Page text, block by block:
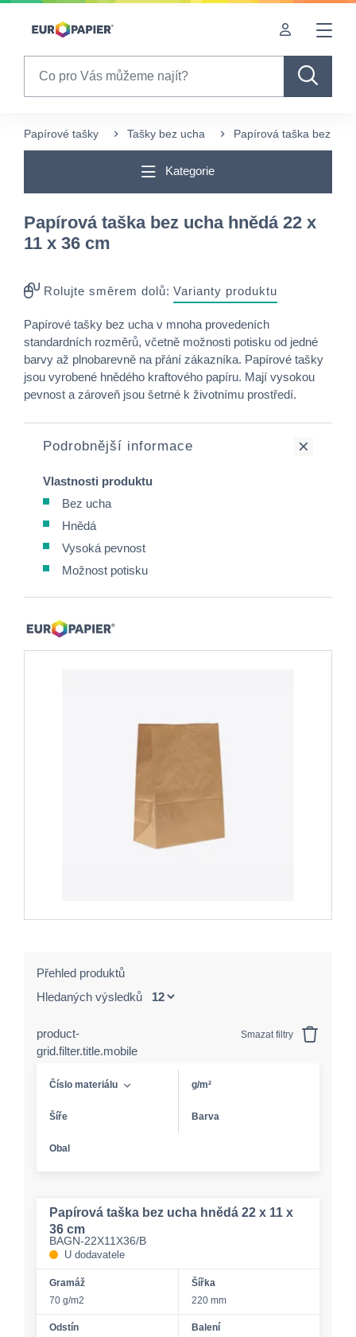
Table Of Content
Papírové tašky Tašky bez ucha Papírová taška bez
Kategorie
Papírová taška bez ucha hnědá 22 x
11 x 36 cm
Rolujte směrem dolů: Varianty produktu
Papírové tašky bez ucha v mnoha provedeních
standardních rozměrů, včetně možnosti potisku od jedné
barvy až plnobarevně na přání zákazníka. Papírové tašky
jsou vyrobené hnědého kraftového papíru. Mají vysokou
pevnost a zároveň jsou šetrné k životnímu prostředí.
Podrobnější informace
Vlastnosti produktu
Bez ucha
Hnědá
Vysoká pevnost
Možnost potisku
Přehled produktů
Hledaných výsledků
product-
grid.filter.title.mobile
Smazat filtry
Číslo materiálu g/m²
Šíře Barva
Obal
Papírová taška bez ucha hnědá 22 x 11 x
36 cm
BAGN-22X11X36/B
U dodavatele
Gramáž
70 g/m2
Šířka
220 mm
Odstín
Balení